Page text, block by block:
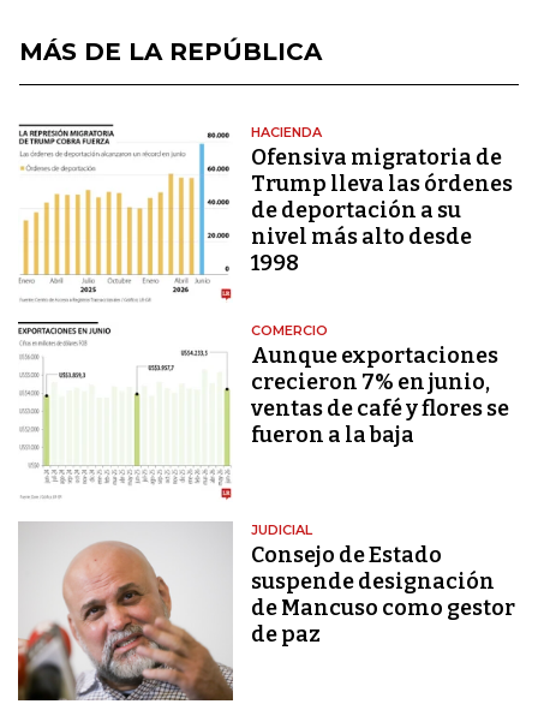
MÁS DE LA REPÚBLICA
HACIENDA
Ofensiva migratoria de
Trump lleva las órdenes
de deportación a su
nivel más alto desde
1998
COMERCIO
Aunque exportaciones
crecieron 7% en junio,
ventas de café y flores se
fueron a la baja
JUDICIAL
Consejo de Estado
suspende designación
de Mancuso como gestor
de paz